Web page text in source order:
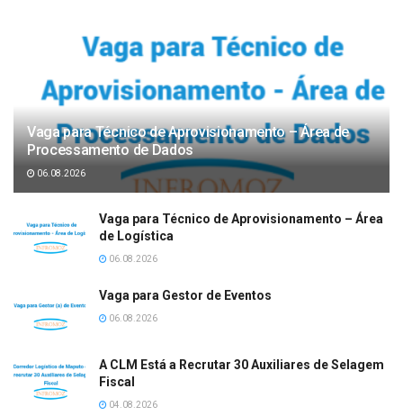
Vaga para Técnico de Aprovisionamento – Área de
Processamento de Dados
06.08.2026
Vaga para Técnico de Aprovisionamento – Área
de Logística
06.08.2026
Vaga para Gestor de Eventos
06.08.2026
A CLM Está a Recrutar 30 Auxiliares de Selagem
Fiscal
04.08.2026